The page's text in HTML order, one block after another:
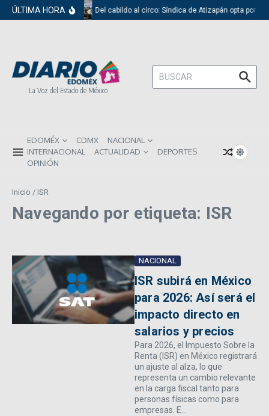
Saltar al contenido
ÚLTIMA HORA Del cabildo al circo: Síndica de Atizapán opta por
La Voz del Estado de México
Buscar:
EDOMÉX CDMX
NACIONAL
INTERNACIONAL
ACTUALIDAD
DEPORTES
OPINIÓN
Inicio / ISR
Navegando por etiqueta: ISR
NACIONAL
ISR subirá en México
para 2026: Así será el
impacto directo en
salarios y precios
Para 2026, el Impuesto Sobre la
Renta (ISR) en México registrará
un ajuste al alza, lo que
representa un cambio relevante
en la carga fiscal tanto para
personas físicas como para
empresas. E...